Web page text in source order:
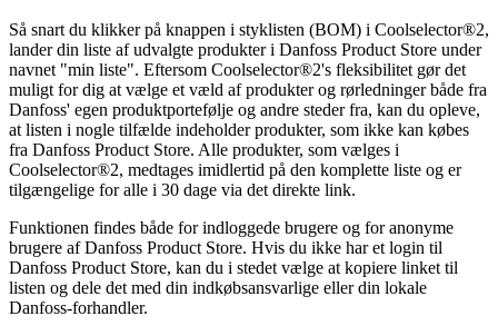
Så snart du klikker på knappen i styklisten (BOM) i Coolselector®2,
lander din liste af udvalgte produkter i Danfoss Product Store under
navnet "min liste". Eftersom Coolselector®2's fleksibilitet gør det
muligt for dig at vælge et væld af produkter og rørledninger både fra
Danfoss' egen produktportefølje og andre steder fra, kan du opleve,
at listen i nogle tilfælde indeholder produkter, som ikke kan købes
fra Danfoss Product Store. Alle produkter, som vælges i
Coolselector®2, medtages imidlertid på den komplette liste og er
tilgængelige for alle i 30 dage via det direkte link.
Funktionen findes både for indloggede brugere og for anonyme
brugere af Danfoss Product Store. Hvis du ikke har et login til
Danfoss Product Store, kan du i stedet vælge at kopiere linket til
listen og dele det med din indkøbsansvarlige eller din lokale
Danfoss-forhandler.